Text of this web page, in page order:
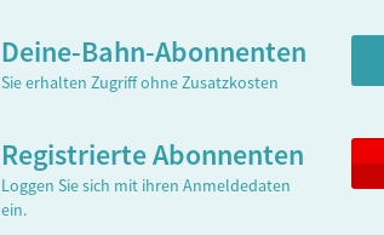
Deine-Bahn-Abonnenten
Sie erhalten Zugriff ohne Zusatzkosten
Registrierte Abonnenten
Loggen Sie sich mit ihren Anmeldedaten
ein.